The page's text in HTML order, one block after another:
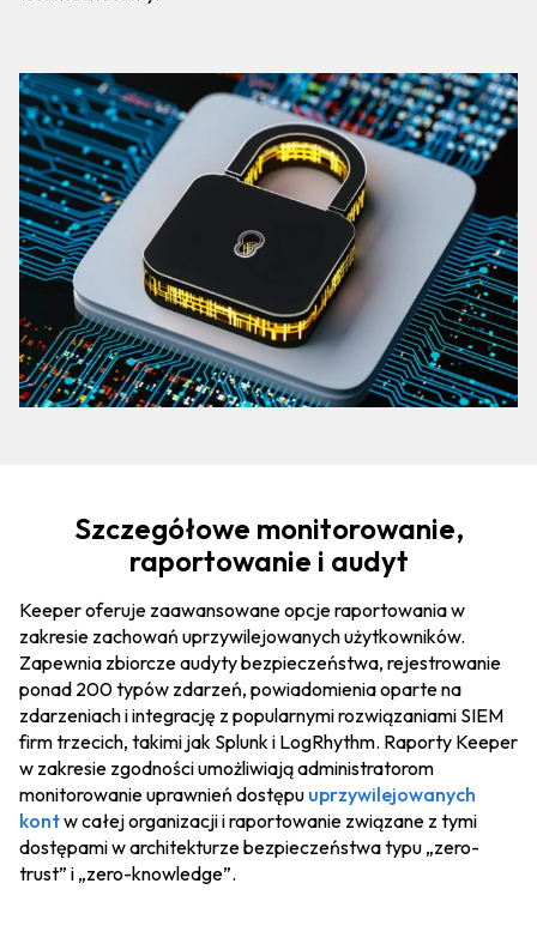
Szczegółowe monitorowanie,
raportowanie i audyt
Keeper oferuje zaawansowane opcje raportowania w
zakresie zachowań uprzywilejowanych użytkowników.
Zapewnia zbiorcze audyty bezpieczeństwa, rejestrowanie
ponad 200 typów zdarzeń, powiadomienia oparte na
zdarzeniach i integrację z popularnymi rozwiązaniami SIEM
firm trzecich, takimi jak Splunk i LogRhythm. Raporty Keeper
w zakresie zgodności umożliwiają administratorom
monitorowanie uprawnień dostępu uprzywilejowanych
kontw całej organizacji i raportowanie związane z tymi
dostępami w architekturze bezpieczeństwa typu „zero-
trust” i „zero-knowledge”.